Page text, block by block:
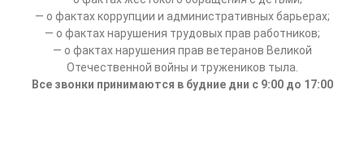
— о фактах коррупции и административных барьерах;
— о фактах нарушения трудовых прав работников;
— о фактах нарушения прав ветеранов Великой
Отечественной войны и тружеников тыла.
Все звонки принимаются в будние дни с 9:00 до 17:00